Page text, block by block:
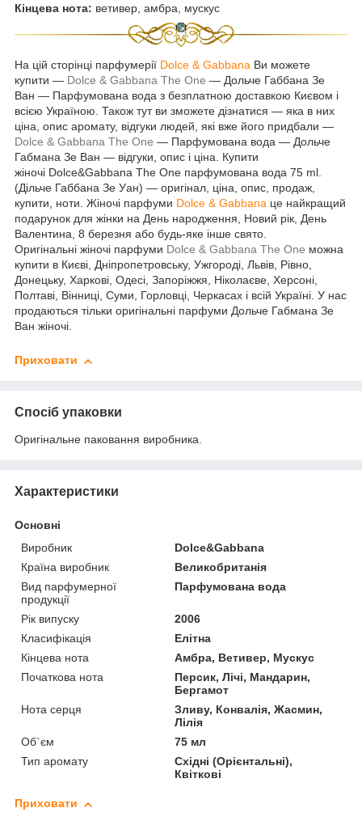
Кінцева нота: ветивер, амбра, мускус
На цій сторінці парфумерії Dolce & Gabbana Ви можете
купити — Dolce & Gabbana The One ― Дольче Габбана Зе
Ван — Парфумована вода з безплатною доставкою Києвом і
всією Україною. Також тут ви зможете дізнатися — яка в них
ціна, опис аромату, відгуки людей, які вже його придбали —
Dolce & Gabbana The One ― Парфумована вода — Дольче
Габмана Зе Ван — відгуки, опис і ціна. Купити
жіночі Dolce&Gabbana The One парфумована вода 75 ml.
(Дільче Габбана Зе Уан) — оригінал, ціна, опис, продаж,
купити, ноти. Жіночі парфуми Dolce & Gabbana це найкращий
подарунок для жінки на День народження, Новий рік, День
Валентина, 8 березня або будь-яке інше свято.
Оригінальні жіночі парфуми Dolce & Gabbana The One можна
купити в Києві, Дніпропетровську, Ужгороді, Львів, Рівно,
Донецьку, Харкові, Одесі, Запоріжжя, Ніколаєве, Херсоні,
Полтаві, Вінниці, Суми, Горловці, Черкасах і всій Україні. У нас
продаються тільки оригінальні парфуми Дольче Габмана Зе
Ван жіночі.
Приховати
Спосіб упаковки
Оригінальне паковання виробника.
Характеристики
Основні
Виробник
Dolce&Gabbana
Країна виробник
Великобританія
Вид парфумерної
продукції
Парфумована вода
Рік випуску
2006
Класифікація
Елітна
Кінцева нота
Амбра, Ветивер, Мускус
Початкова нота
Персик, Лічі, Мандарин,
Бергамот
Нота серця
Зливу, Конвалія, Жасмин,
Лілія
Об`єм
75 мл
Тип аромату
Східні (Орієнтальні),
Квіткові
Приховати